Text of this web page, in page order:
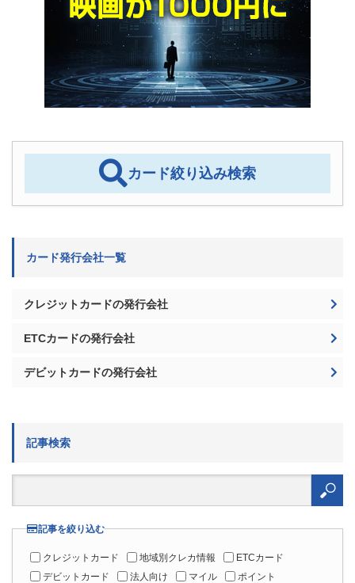
カード絞り込み検索
カード発行会社一覧
クレジットカードの発行会社
ETCカードの発行会社
デビットカードの発行会社
記事検索
検
記事を絞り込む
クレジットカード 地域別クレカ情報
ETCカード
デビットカード
法人向け マイル
ポイント